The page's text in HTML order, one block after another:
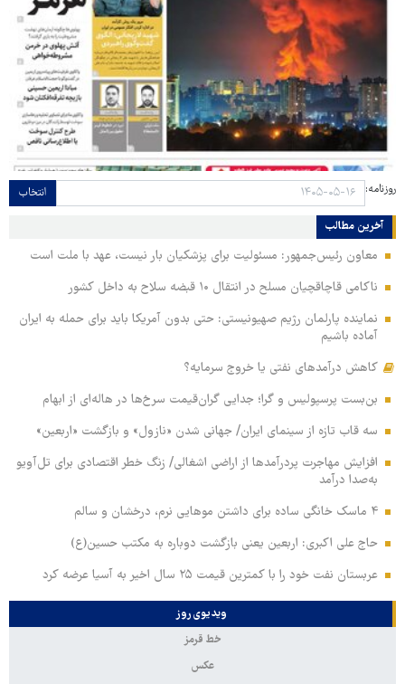
روزنامه: انتخاب
آخرین مطالب
معاون رئیس‌جمهور: مسئولیت برای پزشکیان بار نیست، عهد با ملت است
ناکامی قاچاقچیان مسلح در انتقال ۱۰ قبضه سلاح به داخل کشور
نماینده پارلمان رژیم صهیونیستی: حتی بدون آمریکا باید برای حمله به ایران
آماده باشیم
کاهش درآمدهای نفتی یا خروج سرمایه؟
بن‌بست پرسپولیس و گرا؛ جدایی گران‌قیمت سرخ‌ها در هاله‌ای از ابهام
سه قاب تازه از سینمای ایران/ جهانی شدن «نازول» و بازگشت «اربعین»
افزایش مهاجرت پردرآمدها از اراضی اشغالی/ زنگ خطر اقتصادی برای تل‌آویو
به‌صدا درآمد
۴ ماسک خانگی ساده برای داشتن موهایی نرم، درخشان و سالم
حاج علی اکبری: اربعین یعنی بازگشت دوباره به مکتب حسین(ع)
عربستان نفت خود را با کمترین قیمت ۲۵ سال اخیر به آسیا عرضه کرد
ویدیوی روز
خط قرمز
عکس